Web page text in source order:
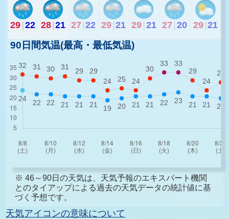
29|22 28|21 27 22 29 21 29 21 27 20 29 21
90日間気温(最高・最低気温)
※ 46～90日の天気は、天気予報のエキスパート機関
とのタイアップによる過去の天気データの統計値に基
づく予想です。
天気アイコンの意味について